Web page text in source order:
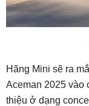
Hãng Mini sẽ ra
Aceman 2025 vào
thiệu ở dạng